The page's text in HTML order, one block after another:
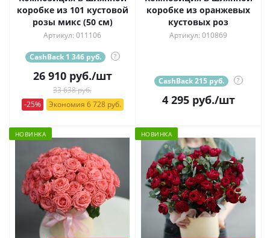
коробке из 101 кустовой
розы микс (50 см)
Артикул: 011106
CashBack 1 346 руб. ?
26 910руб./шт
33 638 руб.
-25%
Экономия 6 728 руб.
коробке из оранжевых
кустовых роз
Артикул: 010869
CashBack 215 руб. ?
4 295руб./шт
НОВИНКА НОВИНКА